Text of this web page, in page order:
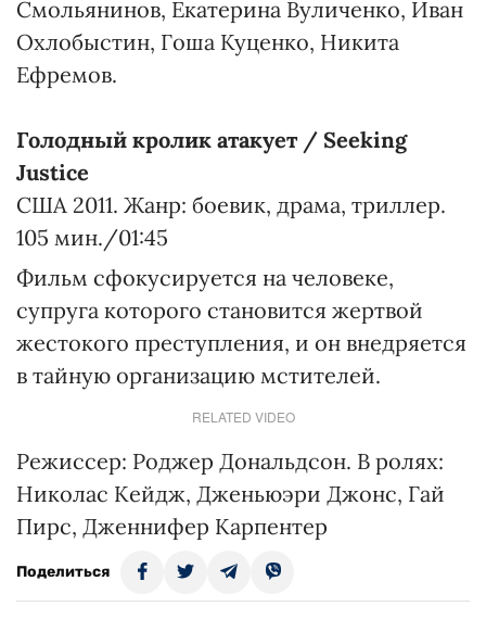
Смольянинов, Екатерина Вуличенко, Иван
Охлобыстин, Гоша Куценко, Никита
Ефремов.
Голодный кролик атакует / Seeking
Justice
США 2011. Жанр: боевик, драма, триллер.
105 мин./01:45
Фильм сфокусируется на человеке,
супруга которого становится жертвой
жестокого преступления, и он внедряется
в тайную организацию мстителей.
RELATED VIDEO
Режиссер: Роджер Дональдсон. В ролях:
Николас Кейдж, Дженьюэри Джонс, Гай
Пирс, Дженнифер Карпентер
Поделиться